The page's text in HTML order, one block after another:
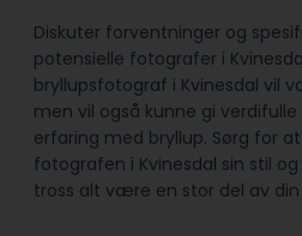
Diskuter forventninger og
potensielle fotografer i
bryllupsfotograf i Kvinesdal vil
men vil også kunne gi
erfaring med bryllup. Sørg for
fotografen i Kvinesdal sin stil
tross alt være en stor del av din